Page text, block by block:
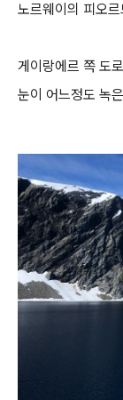
노르웨이의 피오
게이랑에르 쪽 도
눈이 어느정도 녹